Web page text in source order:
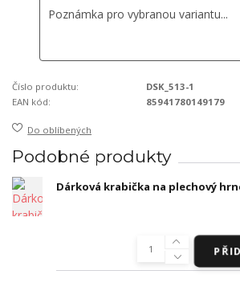
Číslo produktu:
DSK_513-1
EAN kód:
85941780149179
Do oblíbených
Podobné produkty
Dárková krabička na plechový